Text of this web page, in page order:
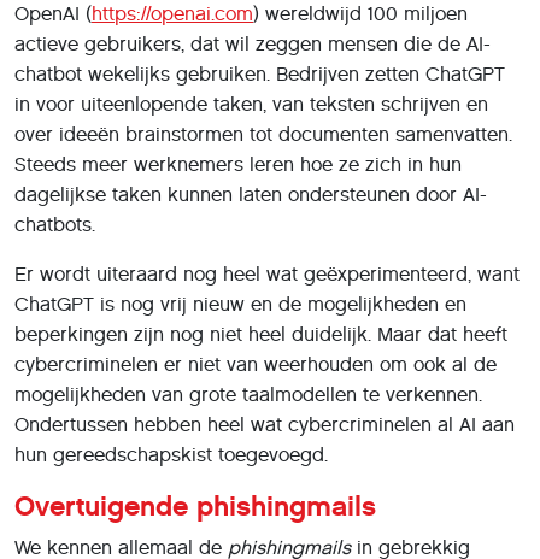
Steeds meer werknemers leren hoe ze zich in hun
dagelijkse taken kunnen laten ondersteunen door AI-
chatbots.
Er wordt uiteraard nog heel wat geëxperimenteerd, want
ChatGPT is nog vrij nieuw en de mogelijkheden en
beperkingen zijn nog niet heel duidelijk. Maar dat heeft
cybercriminelen er niet van weerhouden om ook al de
Ondertussen hebben heel wat cybercriminelen al AI aan
hun gereedschapskist toegevoegd.
Overtuigende phishingmails
We kennen allemaal dephishingmails in gebrekkig
Nederlands, die ons proberen te overtuigen om op een
website in te loggen die van onze bank lijkt te zijn. Maar
wie zo’n mail een beetje aandachtig leest, merkt vaak
wel op dat het taalgebruik niet past bij een bank of dat
er iets niet klopt aan wat er wordt gevraagd.